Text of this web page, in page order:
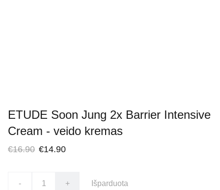
ETUDE Soon Jung 2x Barrier Intensive
Cream - veido kremas
€16.90 €14.90
- + Išparduota